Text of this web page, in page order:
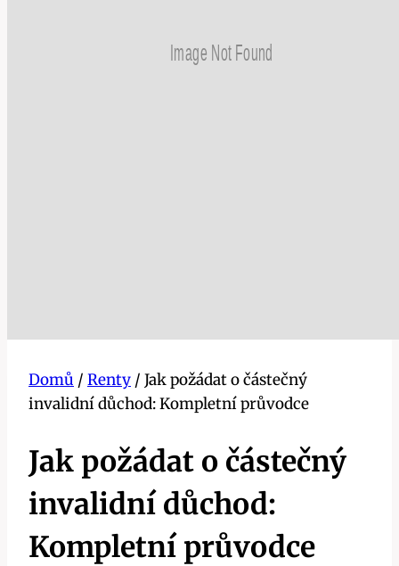
Domů / Renty / Jak požádat o částečný
invalidní důchod: Kompletní průvodce
Jak požádat o částečný
invalidní důchod:
Kompletní průvodce